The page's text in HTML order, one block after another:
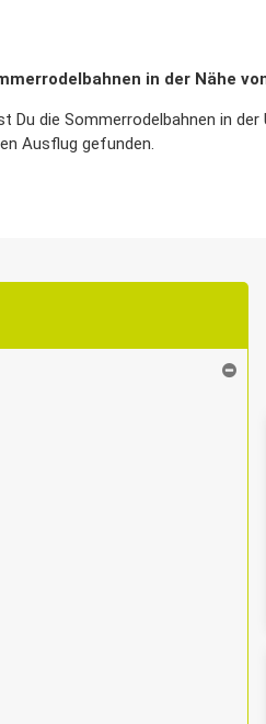
in der Nähe
die Sommerrodelbahnen in
Ausflug gefunden.